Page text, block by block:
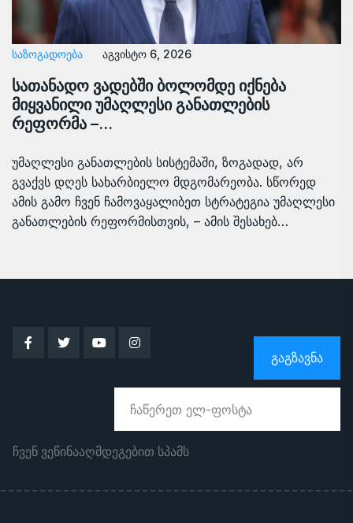
ᲡᲐᲖᲝᲒᲐᲓᲝᲔᲑᲐ აგვისტო 6, 2026
სათანადო ვადებში ბოლომდე იქნება
მიყვანილი უმაღლესი განათლების
რეფორმა –…
უმაღლესი განათლების სისტემაში, ზოგადად, არ
გვაქვს დღეს სახარბიელო მდგომარეობა. სწორედ
ამის გამო ჩვენ ჩამოვაყალიბეთ სტრატეგია უმაღლესი
განათლების რეფორმისთვის, – ამის შესახებ…
ᲒᲐᲒᲖᲐᲕᲜᲐ
ჩვენ ვეწინააღმდეგებით სპამს